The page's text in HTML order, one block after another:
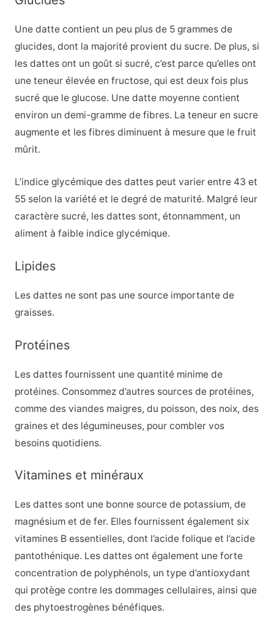
Une datte contient un peu plus de 5 grammes de
glucides, dont la majorité provient du sucre. De plus, si
les dattes ont un goût si sucré, c’est parce qu’elles ont
une teneur élevée en fructose, qui est deux fois plus
sucré que le glucose. Une datte moyenne contient
environ un demi-gramme de fibres. La teneur en sucre
augmente et les fibres diminuent à mesure que le fruit
mûrit.
L’indice glycémique des dattes peut varier entre 43 et
55 selon la variété et le degré de maturité. Malgré leur
caractère sucré, les dattes sont, étonnamment, un
aliment à faible indice glycémique.
Lipides
Les dattes ne sont pas une source importante de
graisses.
Protéines
Les dattes fournissent une quantité minime de
protéines. Consommez d’autres sources de protéines,
comme des viandes maigres, du poisson, des noix, des
graines et des légumineuses, pour combler vos
besoins quotidiens.
Vitamines et minéraux
Les dattes sont une bonne source de potassium, de
magnésium et de fer. Elles fournissent également six
vitamines B essentielles, dont l’acide folique et l’acide
pantothénique. Les dattes ont également une forte
concentration de polyphénols, un type d’antioxydant
qui protège contre les dommages cellulaires, ainsi que
des phytoestrogènes bénéfiques.